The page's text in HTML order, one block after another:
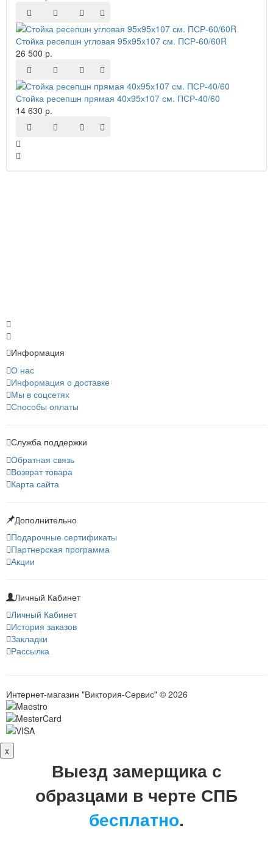
Стойка ресепшн угловая 95х95х107 см. ПСР-60/60R
26 500 р.
Стойка ресепшн прямая 40х95х107 см. ПСР-40/60
14 630 р.
Информация
О нас
Информация о доставке
Мы в соцсетях
Способы оплаты
Служба поддержки
Обратная связь
Возврат товара
Карта сайта
Дополнительно
Подарочные сертификаты
Партнерская программа
Акции
Личный Кабинет
Личный Кабинет
История заказов
Закладки
Рассылка
Интернет-магазин "Виктория-Сервис" © 2026
x
Выезд замерщика с
образцами в черте СПБ
бесплатно.